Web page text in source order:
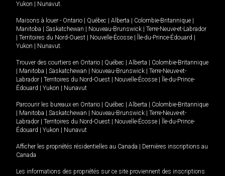
Yukon
Nunavut.
Maisons à louer - Ontario Québec Alberta Colombie-Britannique
Manitoba
Saskatchewan Nouveau-Brunswick
Terre-Neuve-et-Labrador
Territoires du Nord-Ouest Nouvelle-Écosse Île-du-Prince-Édouard
Yukon
Nunavut.
Trouver des courtiers en Ontario Québec Alberta
Colombie-Britannique
Manitoba Saskatchewan Nouveau-Brunswick
Terre-Neuve-et-
Labrador
Territoires du Nord-Ouest Nouvelle-Écosse
Île-du-Prince-
Édouard
Yukon Nunavut
Parcourir les bureaux en Ontario Québec Alberta
Colombie-Britannique
Manitoba Saskatchewan Nouveau-Brunswick
Terre-Neuve-et-
Labrador
Territoires du Nord-Ouest Nouvelle-Écosse
Île-du-Prince-
Édouard
Yukon Nunavut
Afficher les propriétés résidentielles au Canada
Dernières inscriptions au
Canada
Les informations des propriétés sur ce site proviennent des inscriptions